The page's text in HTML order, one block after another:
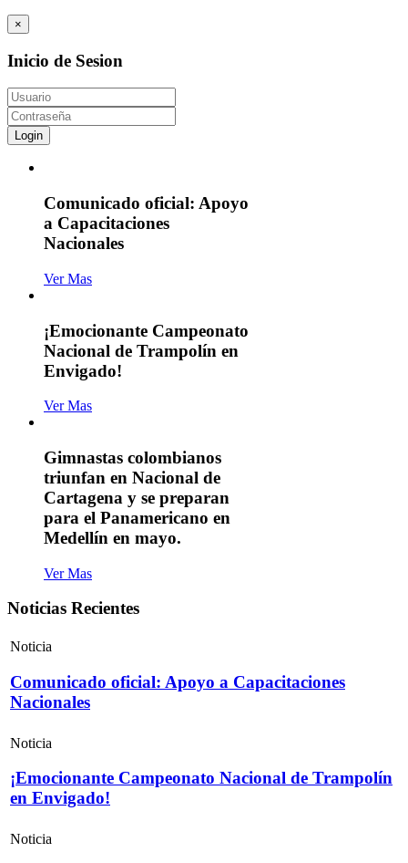
×
Inicio de Sesion
Login
Comunicado oficial: Apoyo
a Capacitaciones
Nacionales
Ver Mas
¡Emocionante Campeonato
Nacional de Trampolín en
Envigado!
Ver Mas
Gimnastas colombianos
triunfan en Nacional de
Cartagena y se preparan
para el Panamericano en
Medellín en mayo.
Ver Mas
Noticias Recientes
Noticia
Comunicado oficial: Apoyo a Capacitaciones
Nacionales
Noticia
¡Emocionante Campeonato Nacional de Trampolín
en Envigado!
Noticia